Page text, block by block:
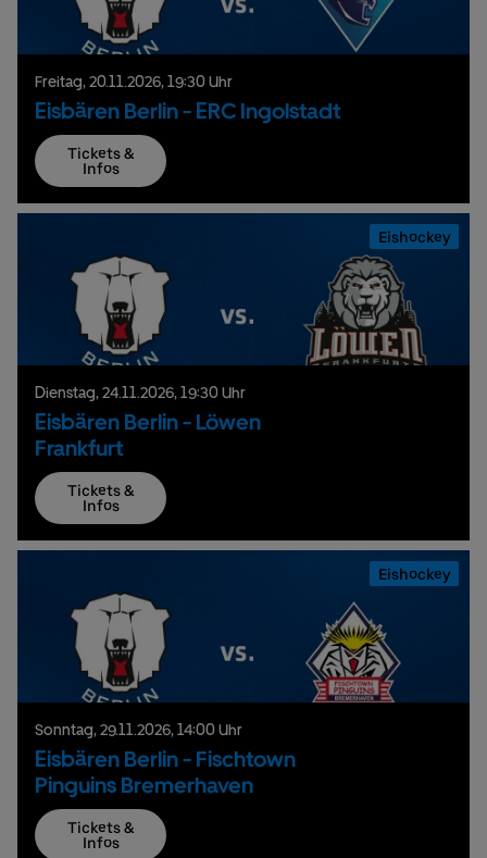
Freitag,20.11.2026,19:30 Uhr
Eisbären Berlin - ERC Ingolstadt
Tickets &
Infos
Eishockey
Dienstag,24.11.2026,19:30 Uhr
Eisbären Berlin - Löwen
Frankfurt
Tickets &
Infos
Eishockey
Sonntag,29.11.2026,14:00 Uhr
Eisbären Berlin - Fischtown
Pinguins Bremerhaven
Tickets &
Infos